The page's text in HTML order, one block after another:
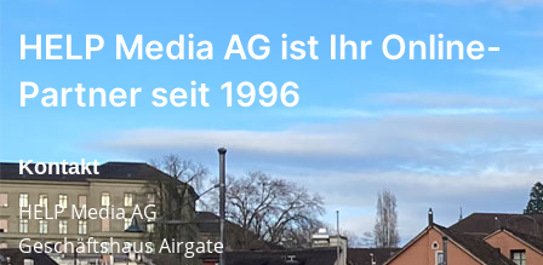
HELP Media AG ist Ihr Online-
Partner seit 1996
Kontakt
HELP Media AG
Geschäftshaus Airgate